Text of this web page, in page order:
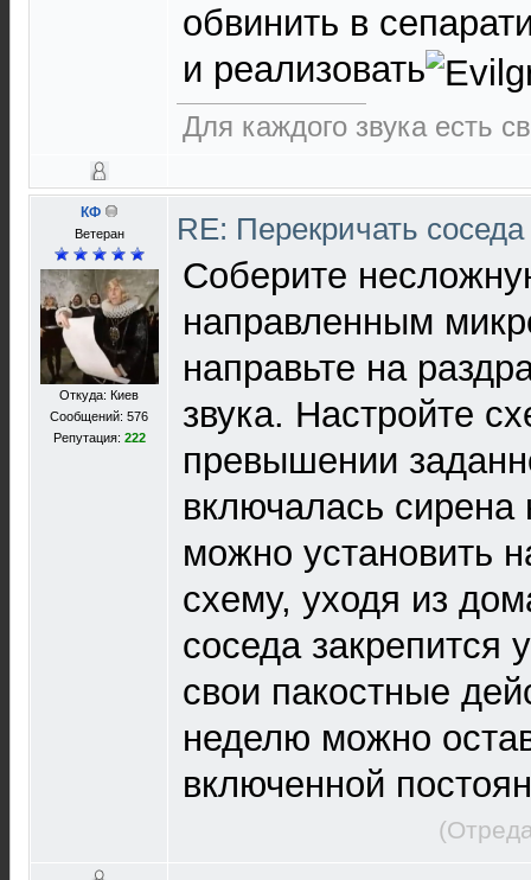
обвинить в
и реализовать
Для каждого звука есть
КФ
Ветеран
Откуда: Киев
Сообщений: 576
Репутация: 222
RE: Перекричать
Соберите
направленным
направьте на
звука. Настройте
превышении
включалась
можно установить
схему, уходя из
соседа закрепится
свои пакостные
неделю можно
включенной